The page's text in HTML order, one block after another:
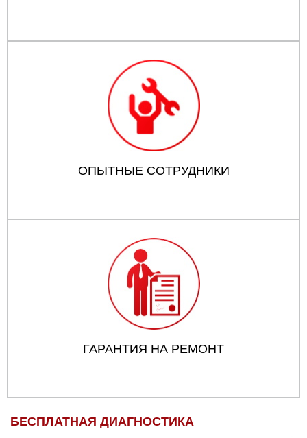
ОПЫТНЫЕ СОТРУДНИКИ
ГАРАНТИЯ НА РЕМОНТ
БЕСПЛАТНАЯ ДИАГНОСТИКА